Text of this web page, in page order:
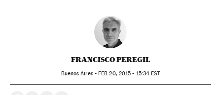
FRANCISCO PEREGIL
Buenos Aires -FEB 20, 2015 - 15:34 EST